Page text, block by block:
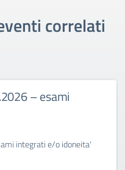
correlati
– esami
integrati e/o idoneita'